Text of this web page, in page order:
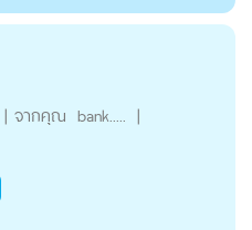
| จากคุณ bank..... |